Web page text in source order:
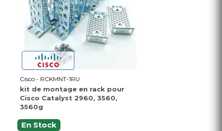
Cisco - RCKMNT-1RU
kit de montage en rack pour
Cisco Catalyst 2960, 3560,
3560g
En Stock